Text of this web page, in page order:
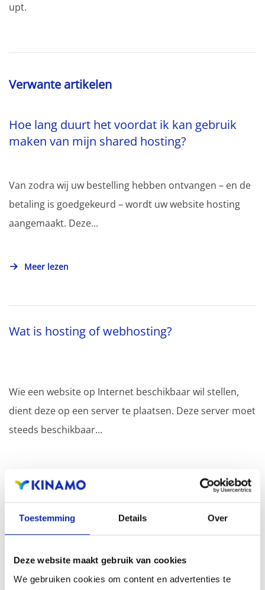
Toestemming Details Over
Deze website maakt gebruik van cookies
We gebruiken cookies om content en advertenties te
upt.
Verwante artikelen
Hoe lang duurt het voordat ik kan gebruik
maken van mijn shared hosting?
Van zodra wij uw bestelling hebben ontvangen – en de
betaling is goedgekeurd – wordt uw website hosting
aangemaakt. Deze...
Meer lezen
Wat is hosting of webhosting?
Wie een website op Internet beschikbaar wil stellen,
dient deze op een server te plaatsen. Deze server moet
steeds beschikbaar...
Hoe gebruik ik SSH?